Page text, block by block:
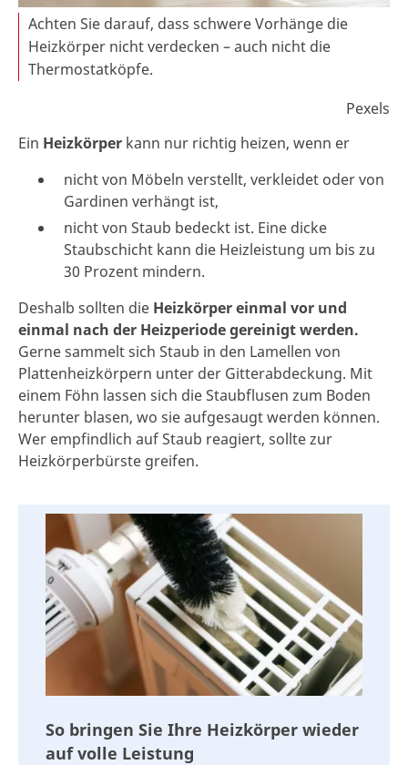
Achten Sie darauf, dass schwere Vorhänge die
Heizkörper nicht verdecken – auch nicht die
Thermostatköpfe.
Pexels
Ein Heizkörper kann nur richtig heizen, wenn er
nicht von Möbeln verstellt, verkleidet oder von
Gardinen verhängt ist,
nicht von Staub bedeckt ist. Eine dicke
Staubschicht kann die Heizleistung um bis zu
30 Prozent mindern.
Deshalb sollten die Heizkörper einmal vor und
einmal nach der Heizperiode gereinigt werden.
Gerne sammelt sich Staub in den Lamellen von
Plattenheizkörpern unter der Gitterabdeckung. Mit
einem Föhn lassen sich die Staubflusen zum Boden
herunter blasen, wo sie aufgesaugt werden können.
Wer empfindlich auf Staub reagiert, sollte zur
Heizkörperbürste greifen.
So bringen Sie Ihre Heizkörper wieder
auf volle Leistung